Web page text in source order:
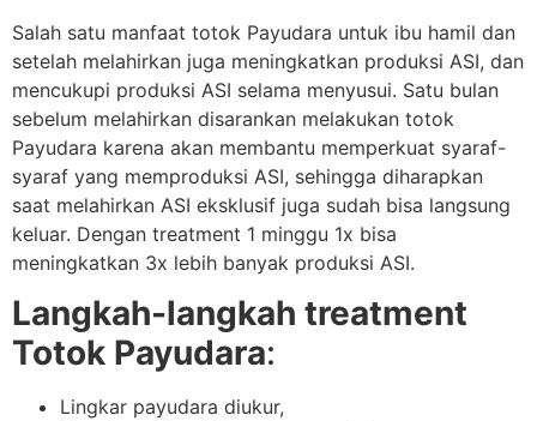
Salah satu manfaat totok Payudara untuk ibu hamil dan
setelah melahirkan juga meningkatkan produksi ASI, dan
mencukupi produksi ASI selama menyusui. Satu bulan
sebelum melahirkan disarankan melakukan totok
Payudara karena akan membantu memperkuat syaraf-
syaraf yang memproduksi ASI, sehingga diharapkan
saat melahirkan ASI eksklusif juga sudah bisa langsung
keluar. Dengan treatment 1 minggu 1x bisa
meningkatkan 3x lebih banyak produksi ASI.
Langkah-langkah treatment
Totok Payudara:
Lingkar payudara diukur,